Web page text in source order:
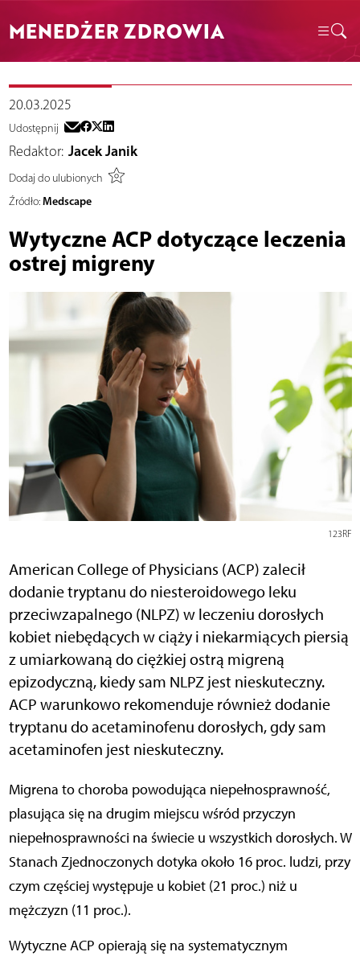
MENEDŻER ZDROWIA
20.03.2025
Udostępnij
Redaktor: Jacek Janik
Dodaj do ulubionych
Źródło: Medscape
Wytyczne ACP dotyczące leczenia
ostrej migreny
123RF
American College of Physicians (ACP) zalecił
dodanie tryptanu do niesteroidowego leku
przeciwzapalnego (NLPZ) w leczeniu dorosłych
kobiet niebędących w ciąży i niekarmiących piersią
z umiarkowaną do ciężkiej ostrą migreną
epizodyczną, kiedy sam NLPZ jest nieskuteczny.
ACP warunkowo rekomenduje również dodanie
tryptanu do acetaminofenu dorosłych, gdy sam
acetaminofen jest nieskuteczny.
Migrena to choroba powodująca niepełnosprawność,
plasująca się na drugim miejscu wśród przyczyn
niepełnosprawności na świecie u wszystkich dorosłych. W
Stanach Zjednoczonych dotyka około 16 proc. ludzi, przy
czym częściej występuje u kobiet (21 proc.) niż u
mężczyzn (11 proc.).
Wytyczne ACP opierają się na systematycznym